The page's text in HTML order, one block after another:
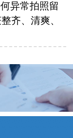
异常拍照留
齐、清爽、